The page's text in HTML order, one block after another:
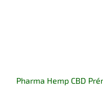
Pharma Hemp CBD